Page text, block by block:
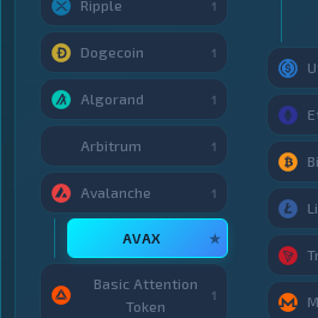
Ripple 1
Dogecoin 1
Algorand 1
Arbitrum 1
Avalanche 1
AVAX ★
Basic Attention
Token
1